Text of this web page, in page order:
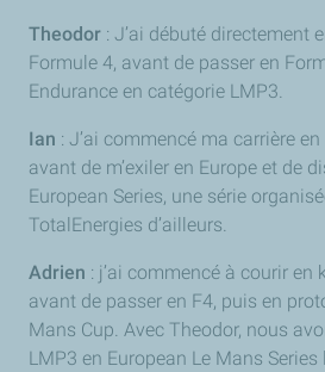
Theodor : J’ai débuté directement
Formule 4, avant de passer en
Endurance en catégorie LMP3.
Ian : J’ai commencé ma carrière
avant de m’exiler en Europe et de
European Series, une série
TotalEnergies d’ailleurs.
Adrien : j’ai commencé à courir en
avant de passer en F4, puis en
Mans Cup. Avec Theodor, nous
LMP3 en European Le Mans Series